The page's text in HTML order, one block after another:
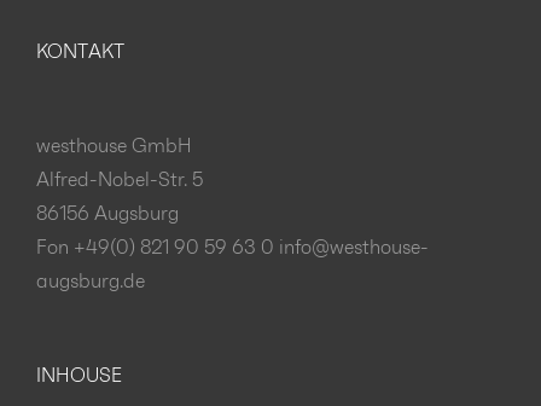
KONTAKT
westhouse GmbH
Alfred-Nobel-Str. 5
86156 Augsburg
Fon +49(0) 821 90 59 63 0 info@westhouse-
augsburg.de
INHOUSE